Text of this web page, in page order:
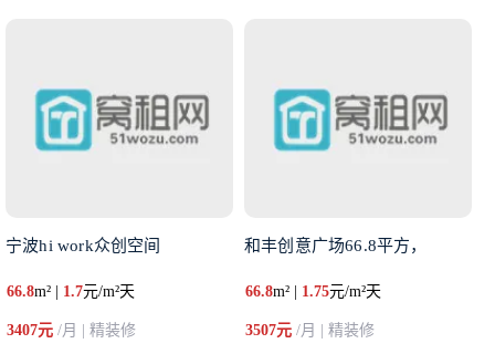
宁波hi work众创空间
66.8m² | 1.7元/m²天
3407元 /月 | 精装修
和丰创意广场66.8平方，
66.8m² | 1.75元/m²天
3507元/月 | 精装修